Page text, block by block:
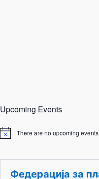
Upcoming Events
N
i
There are no upcoming events.
Федерација за